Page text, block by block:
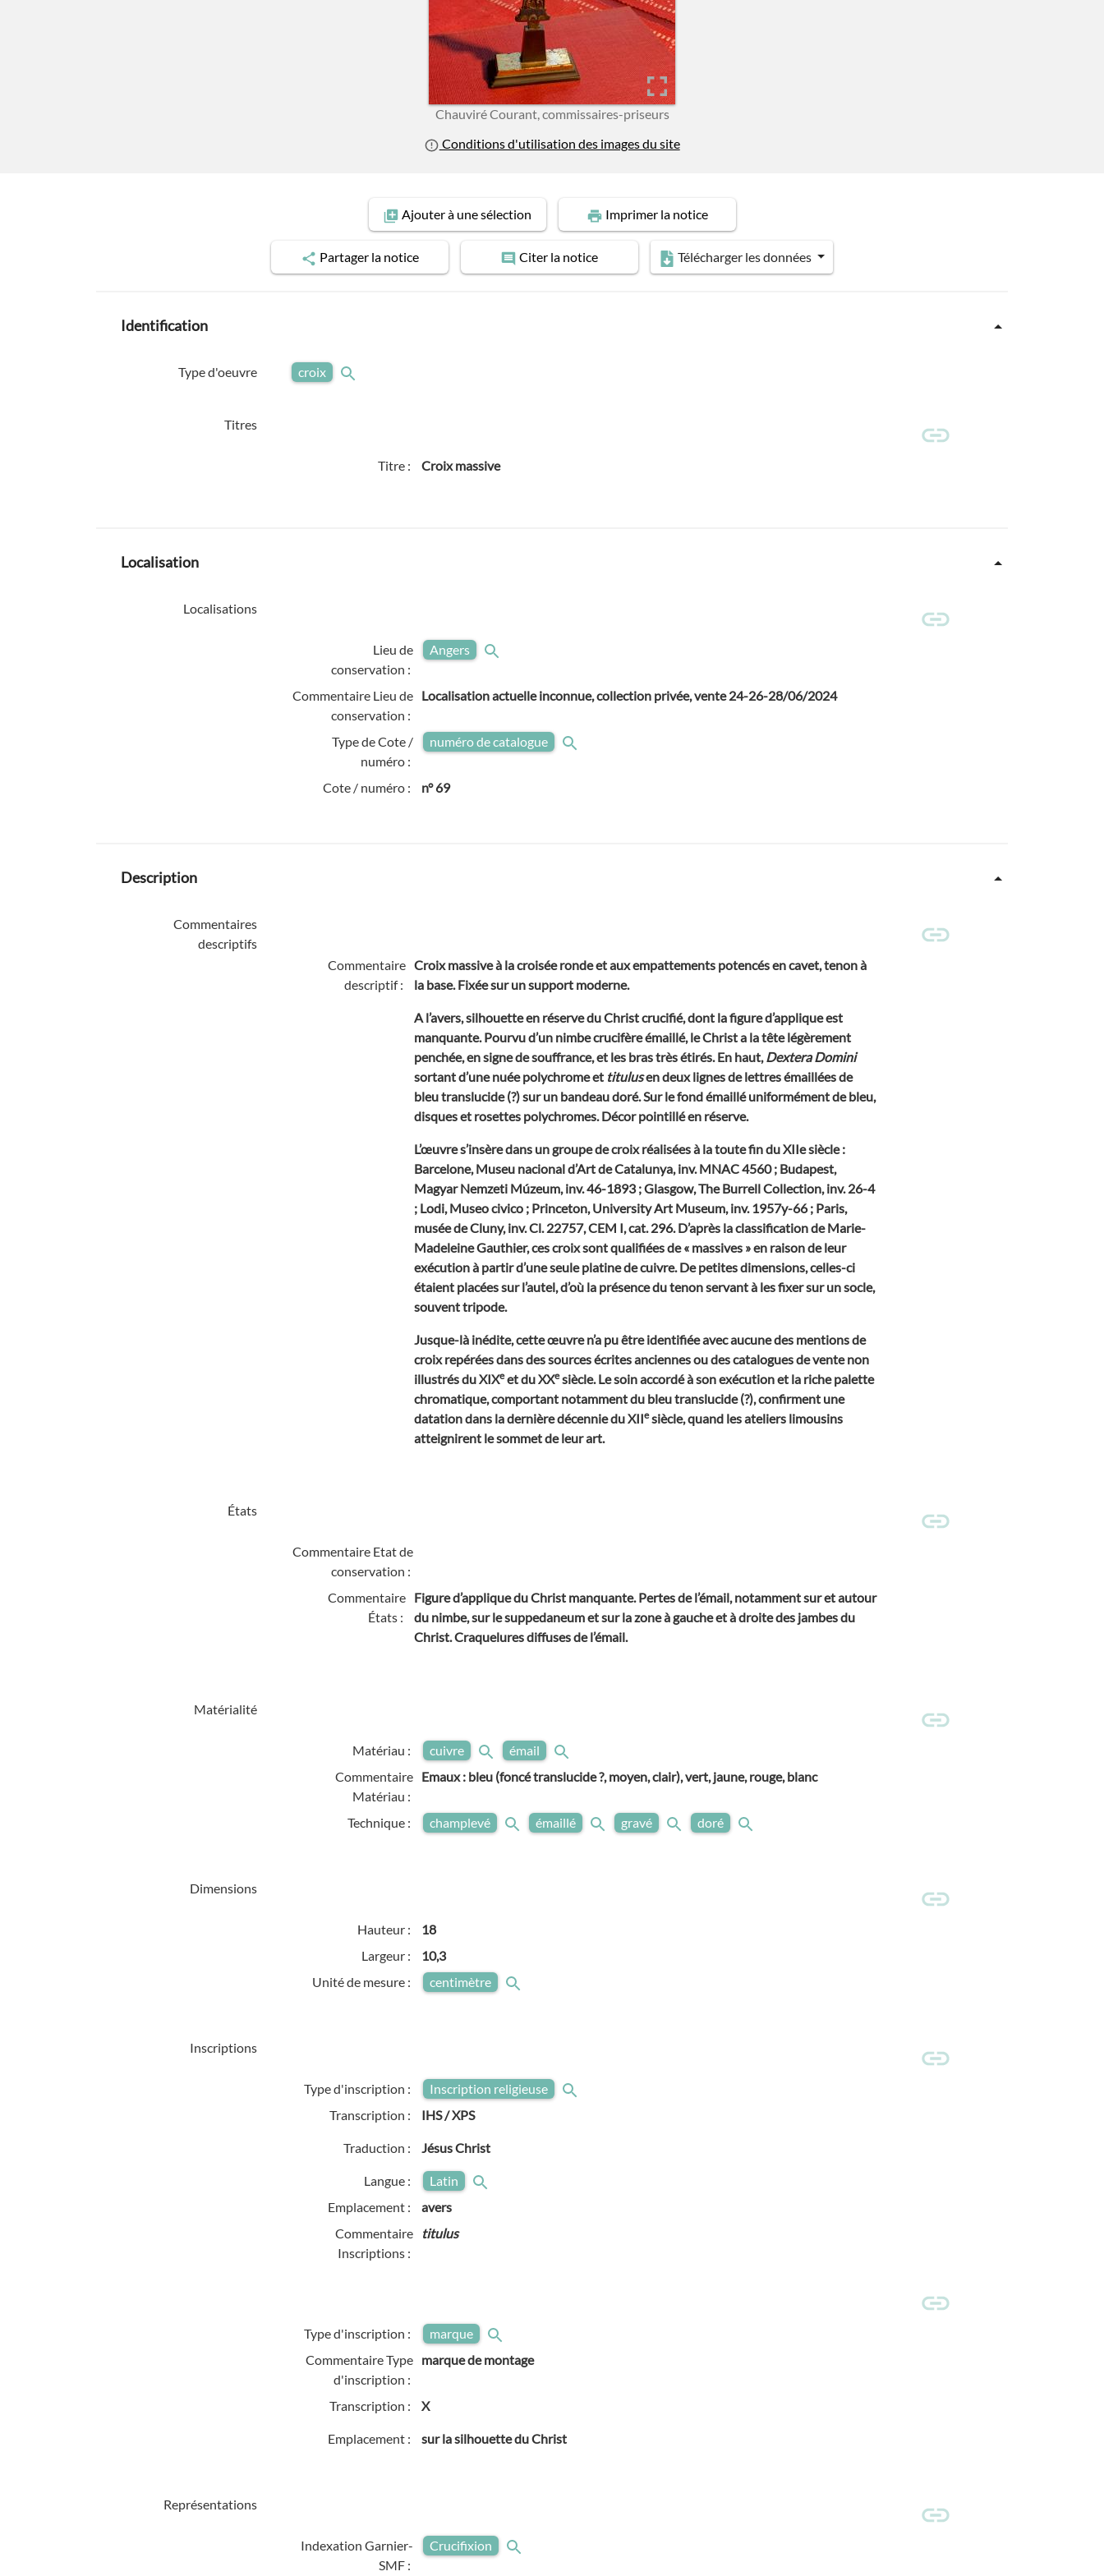
Chauviré Courant, commissaires-priseurs
Conditions d'utilisation des images du site
Ajouterà une sélection Imprimerla notice
Partagerla notice Citer la notice Télécharger les données
Identification
Type d'oeuvre croix
Titres
Titre : Croix massive
Localisation
Localisations
Lieu de
conservation :
Angers
Commentaire Lieu de
conservation :
Localisation actuelle inconnue, collection privée, vente 24-26-28/06/2024
Type de Cote /
numéro :
numéro de catalogue
Cote / numéro : n° 69
Description
Commentaires
descriptifs
Commentaire
descriptif :
Croix massive à la croisée ronde et aux empattements potencés en cavet, tenon à
la base. Fixée sur un support moderne.
A l’avers, silhouette en réserve du Christ crucifié, dont la figure d’applique est
manquante. Pourvu d’un nimbe crucifère émaillé, le Christ a la tête légèrement
penchée, en signe de souffrance, et les bras très étirés. En haut,Dextera Domini
sortant d’une nuée polychromeet titulusen deux lignes de lettres émaillées de
bleu translucide (?) sur un bandeau doré. Sur le fond émaillé uniformément de bleu,
disques et rosettes polychromes. Décor pointillé en réserve.
L’œuvre s’insère dans un groupe de croix réalisées à la toute fin du XIIe siècle :
Barcelone, Museu nacional d’Art de Catalunya, inv. MNAC 4560 ; Budapest,
Magyar Nemzeti Múzeum, inv. 46-1893 ; Glasgow, The Burrell Collection, inv. 26-4
; Lodi, Museo civico ; Princeton, University Art Museum, inv. 1957y-66 ; Paris,
musée de Cluny, inv. Cl. 22757, CEM I, cat. 296. D’après la classification de Marie-
Madeleine Gauthier, ces croix sont qualifiées de « massives » en raison de leur
exécution à partir d’une seule platine de cuivre. De petites dimensions, celles-ci
étaient placées sur l’autel, d’où la présence du tenon servant à les fixer sur un socle,
souvent tripode.
Jusque-là inédite, cette œuvre n’a pu être identifiée avec aucune des mentions de
croix repérées dans des sources écrites anciennes ou des catalogues de vente non
illustrés du XIXeet du XXesiècle. Le soin accordé à son exécution et la riche palette
chromatique, comportant notamment du bleu translucide (?), confirment une
datation dans la dernière décennie du XIIesiècle, quand les ateliers limousins
atteignirent le sommet de leur art.
États
Commentaire Etat de
conservation :
Commentaire
États :
Figure d’applique du Christ manquante. Pertes de l’émail, notamment sur et autour
du nimbe, sur le suppedaneum et sur la zone à gauche et à droite des jambes du
Christ. Craquelures diffuses de l’émail.
Matérialité
Matériau : cuivre
émail
Commentaire
Matériau :
Emaux : bleu (foncé translucide ?, moyen, clair), vert, jaune, rouge, blanc
Technique : champlevé émaillé gravé doré
Dimensions
Hauteur :
18
Largeur :
10,3
Unité de mesure :
centimètre
Inscriptions
Type d'inscription :
Inscription religieuse
Transcription :
IHS / XPS
Traduction : Jésus Christ
Langue :
Latin
Emplacement :
avers
Commentaire
Inscriptions :
titulus
Type d'inscription :
marque
Commentaire Type
d'inscription :
marque de montage
Transcription : X
Emplacement : sur la silhouette du Christ
Représentations
Indexation Garnier-
SMF :
Crucifixion